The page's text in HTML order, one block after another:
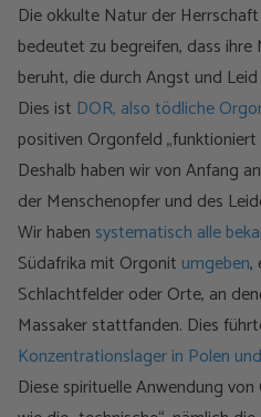
Die okkulte Natur der
bedeutet zu begreifen, dass
beruht, die durch Angst und
Dies ist DOR, also tödliche
positiven Orgonfeld
Deshalb haben wir von Anfang
der Menschenopfer und des
Wir haben systematisch alle
Südafrika mit Orgonit umgeben,
Schlachtfelder oder Orte, an
Massaker stattfanden. Dies
Konzentrationslager in Polen
Diese spirituelle Anwendung